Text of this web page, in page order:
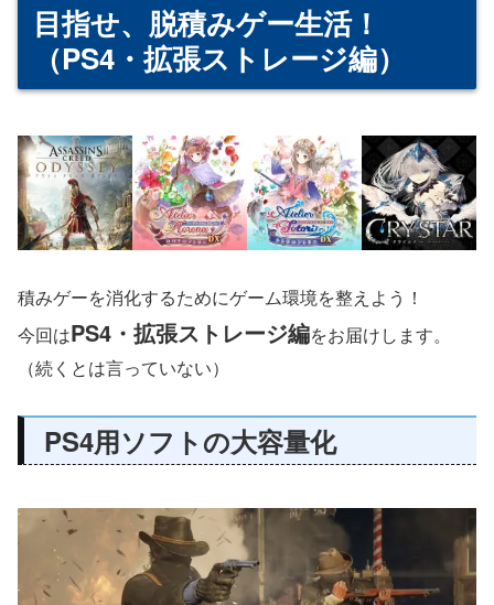
目指せ、脱積みゲー生活！
（PS4・拡張ストレージ編）
積みゲーを消化するためにゲーム環境を整えよう！
今回はPS4・拡張ストレージ編をお届けします。
（続くとは言っていない）
PS4用ソフトの大容量化